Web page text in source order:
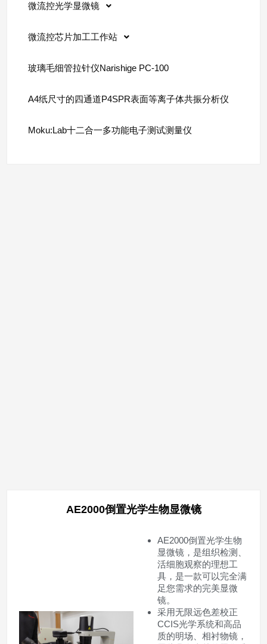
微流控光学显微镜
微流控芯片加工工作站
玻璃毛细管拉针仪Narishige PC-100
A4纸尺寸的四通道P4SPR表面等离子体共振分析仪
Moku:Lab十二合一多功能电子测试测量仪
AE2000倒置光学生物显微镜
AE2000倒置光学生物
显微镜，是组织检测、
活细胞观察的理想工
具，是一款可以完全满
足您需求的完美显微
镜。
采用无限远色差校正
CCIS光学系统和高品
质的明场、相衬物镜，